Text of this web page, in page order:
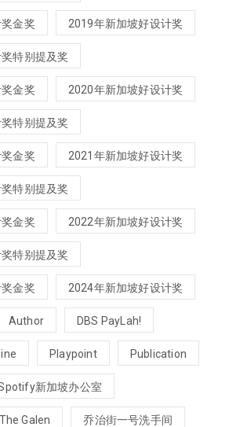
金奖 2019年新加坡好设计奖
特别提及奖
金奖 2020年新加坡好设计奖
特别提及奖
金奖 2021年新加坡好设计奖
特别提及奖
金奖 2022年新加坡好设计奖
特别提及奖
金奖 2024年新加坡好设计奖
Author DBS PayLah!
Playpoint Publication
新加坡办公室
The Galen 乔治街一号洗手间